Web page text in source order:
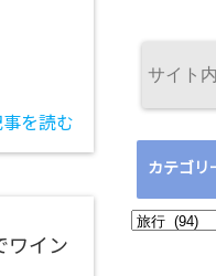
事を読む
ワイン
カテゴリ
カ